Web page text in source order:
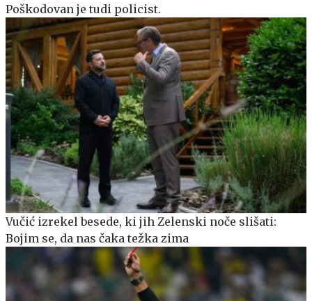
Poškodovan je tudi policist.
Vučić izrekel besede, ki jih Zelenski noče slišati:
Bojim se, da nas čaka težka zima